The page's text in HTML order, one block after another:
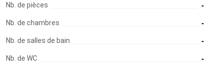
Nb. de pièces -
Nb. de chambres -
Nb. de salles de bain -
Nb. de WC -